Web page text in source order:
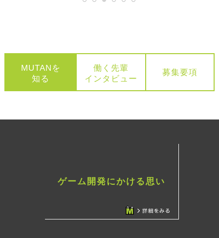
MUTANを
知る
働く先輩
インタビュー
募集要項
ゲーム開発にかける思い